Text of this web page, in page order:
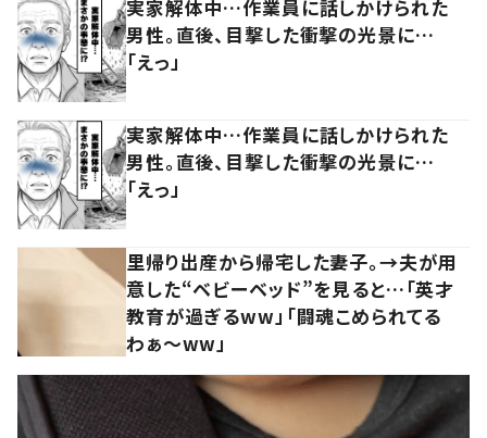
実家解体中…作業員に話しかけられた
男性。直後、目撃した衝撃の光景に…
「えっ」
実家解体中…作業員に話しかけられた
男性。直後、目撃した衝撃の光景に…
「えっ」
里帰り出産から帰宅した妻子。→夫が用
意した“ベビーベッド”を見ると…「英才
教育が過ぎるww」「闘魂こめられてる
わぁ～ww」